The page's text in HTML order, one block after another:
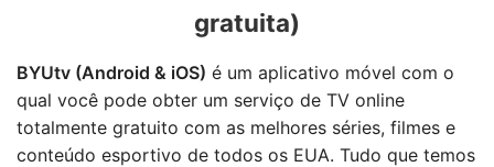
gratuita)
BYUtv (Android & iOS) é um aplicativo móvel com o
qual você pode obter um serviço de TV online
totalmente gratuito com as melhores séries, filmes e
conteúdo esportivo de todos os EUA. Tudo que temos